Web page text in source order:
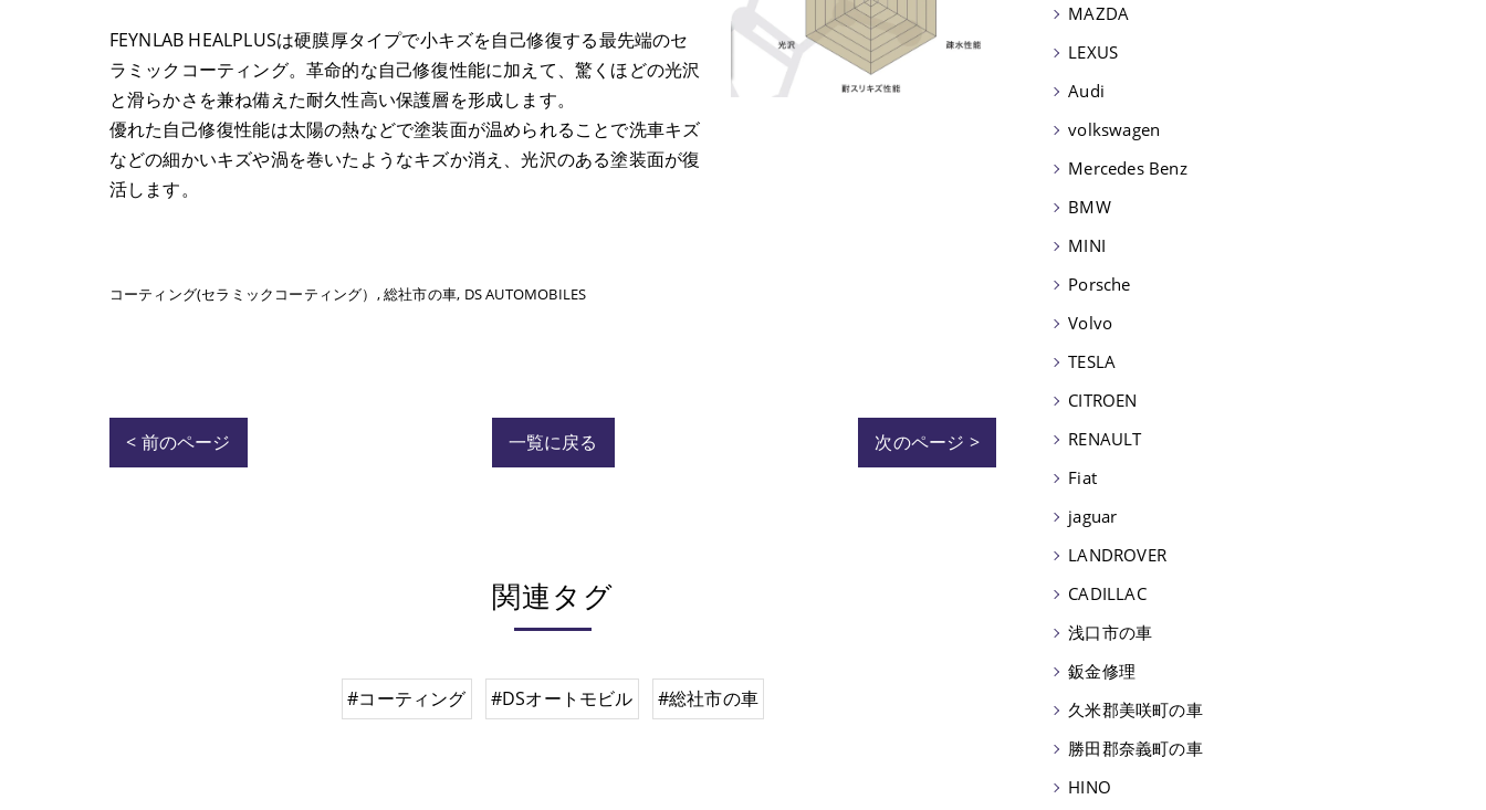
FEYNLAB HEALPLUSは硬膜厚タイプで小キズを自己修復する最先端のセ
ラミックコーティング。革命的な自己修復性能に加えて、驚くほどの光沢
と滑らかさを兼ね備えた耐久性高い保護層を形成します。
優れた自己修復性能は太陽の熱などで塗装面が温められることで洗車キズ
などの細かいキズや渦を巻いたようなキズか消え、光沢のある塗装面が復
活します。
コーティング(セラミックコーティング） 総社市の車 DS AUTOMOBILES
< 前のページ 一覧に戻る 次のページ >
関連タグ
#コーティング #DSオートモビル #総社市の車
MAZDA
LEXUS
Audi
volkswagen
Mercedes Benz
BMW
MINI
Porsche
Volvo
TESLA
CITROEN
RENAULT
Fiat
jaguar
LANDROVER
CADILLAC
浅口市の車
鈑金修理
久米郡美咲町の車
勝田郡奈義町の車
HINO